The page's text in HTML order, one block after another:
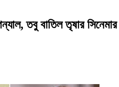
তবু বাতিল তৃষার সিনেমার